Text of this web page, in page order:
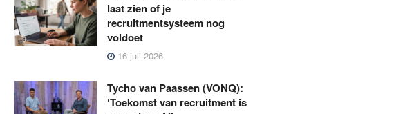
laat zien of je
recruitmentsysteem nog
voldoet
16 juli 2026
Tycho van Paassen (VONQ):
‘Toekomst van recruitment is